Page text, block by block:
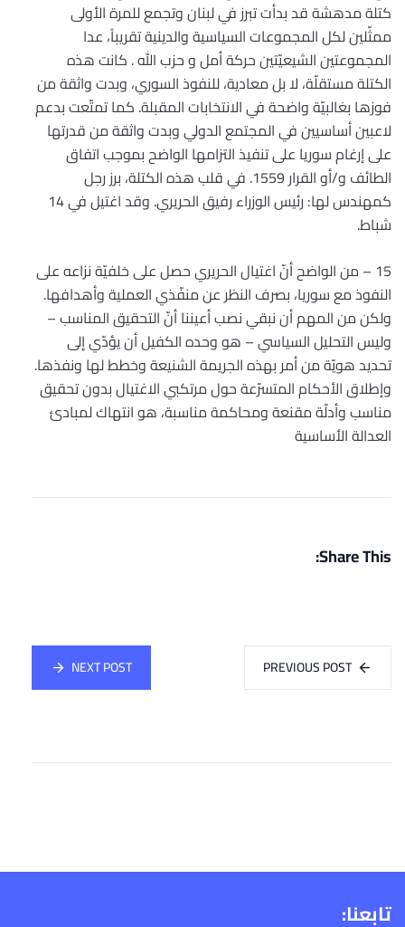
كتلة مدهشة قد بدأت تبرز في لبنان وتجمع للمرة الأولى
ممثّلين لكل المجموعات السياسية والدينية تقريباً، عدا
المجموعتين الشيعيّتين حركة أمل و حزب الله . كانت هذه
الكتلة مستقلّة، لا بل معادية، للنفوذ السوري، وبدت واثقة من
فوزها بغالبيّة واضحة في الانتخابات المقبلة. كما تمتّعت بدعم
لاعبين أساسيين في المجتمع الدولي وبدت واثقة من قدرتها
على إرغام سوريا على تنفيذ التزامها الواضح بموجب اتفاق
الطائف و/أو القرار 1559. في قلب هذه الكتلة، برز رجل
كمهندس لها: رئيس الوزراء رفيق الحريري. وقد اغتيل في 14
شباط.
15 – من الواضح أنّ اغتيال الحريري حصل على خلفيّة نزاعه على
النفوذ مع سوريا، بصرف النظر عن منفّذي العملية وأهدافها.
ولكن من المهم أن نبقي نصب أعيننا أنّ التحقيق المناسب –
وليس التحليل السياسي – هو وحده الكفيل أن يؤدّي إلى
تحديد هويّة من أمر بهذه الجريمة الشنيعة وخطط لها ونفذها.
وإطلاق الأحكام المتسرّعة حول مرتكبي الاغتيال بدون تحقيق
مناسب وأدلّة مقنعة ومحاكمة مناسبة، هو انتهاك لمبادئ
العدالة الأساسية
Share This:
PREVIOUS POST
NEXT POST
تابعنا: